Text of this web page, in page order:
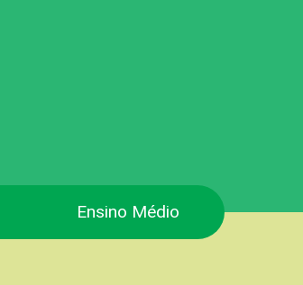
Ensino Médio